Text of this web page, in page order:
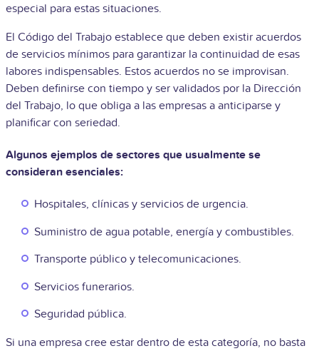
especial para estas situaciones.
El Código del Trabajo establece que deben existir acuerdos
de servicios mínimos para garantizar la continuidad de esas
labores indispensables. Estos acuerdos no se improvisan.
Deben definirse con tiempo y ser validados por la Dirección
del Trabajo, lo que obliga a las empresas a anticiparse y
planificar con seriedad.
Algunos ejemplos de sectores que usualmente se
consideran esenciales:
Hospitales, clínicas y servicios de urgencia.
Suministro de agua potable, energía y combustibles.
Transporte público y telecomunicaciones.
Servicios funerarios.
Seguridad pública.
Si una empresa cree estar dentro de esta categoría, no basta